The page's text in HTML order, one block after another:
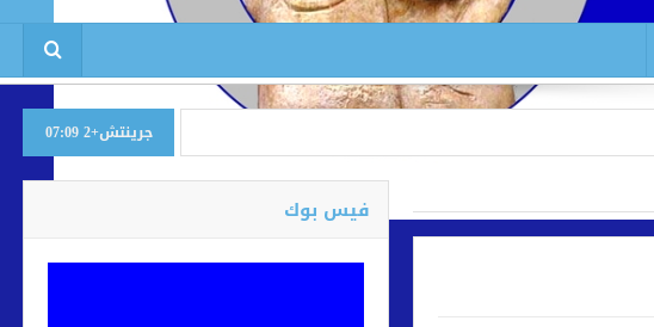
جرينتش+2 07:09
فيس بوك